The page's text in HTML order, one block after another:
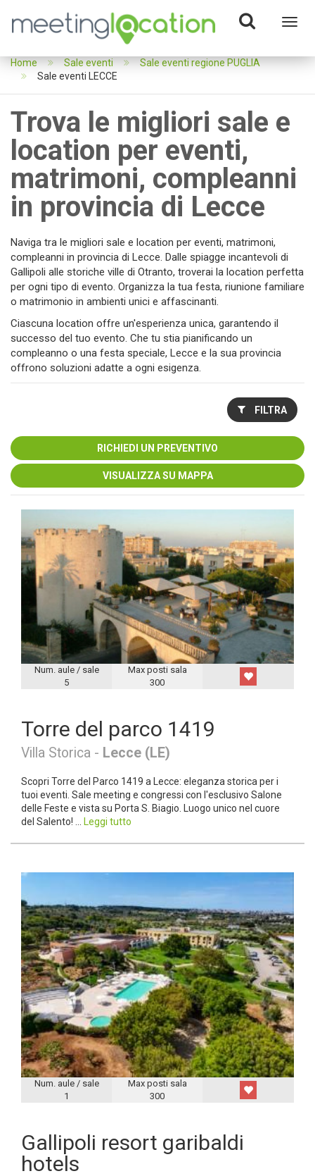
Home Sale eventi
Sale eventi regione PUGLIA
Sale eventi LECCE
Trova le migliori sale e
location per eventi,
matrimoni, compleanni
in provincia di Lecce
Naviga tra le migliori sale e location per eventi, matrimoni,
compleanni in provincia di Lecce. Dalle spiagge incantevoli di
Gallipoli alle storiche ville di Otranto, troverai la location perfetta
per ogni tipo di evento. Organizza la tua festa, riunione familiare
o matrimonio in ambienti unici e affascinanti.
Ciascuna location offre un'esperienza unica, garantendo il
successo del tuo evento. Che tu stia pianificando un
compleanno o una festa speciale, Lecce e la sua provincia
offrono soluzioni adatte a ogni esigenza.
FILTRA
RICHIEDI UN PREVENTIVO
VISUALIZZA SU MAPPA
Num. aule / sale
5
Max posti sala
300
Torre del parco 1419
Villa Storica - Lecce (LE)
Scopri Torre del Parco 1419 a Lecce: eleganza storica per i
tuoi eventi. Sale meeting e congressi con l'esclusivo Salone
delle Feste e vista su Porta S. Biagio. Luogo unico nel cuore
del Salento! ... Leggi tutto
Num. aule / sale
1
Max posti sala
300
Gallipoli resort garibaldi
hotels